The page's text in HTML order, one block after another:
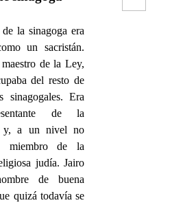
la sinagoga era
un sacristán.
de la Ley,
del resto de
sinagogales. Era
de la
y, a un nivel no
miembro de la
judía. Jairo
de buena
quizá todavía se